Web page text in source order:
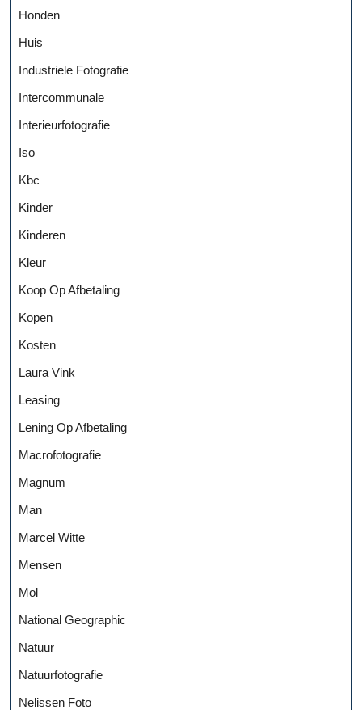
Honden
Huis
Industriele Fotografie
Intercommunale
Interieurfotografie
Iso
Kbc
Kinder
Kinderen
Kleur
Koop Op Afbetaling
Kopen
Kosten
Laura Vink
Leasing
Lening Op Afbetaling
Macrofotografie
Magnum
Man
Marcel Witte
Mensen
Mol
National Geographic
Natuur
Natuurfotografie
Nelissen Foto